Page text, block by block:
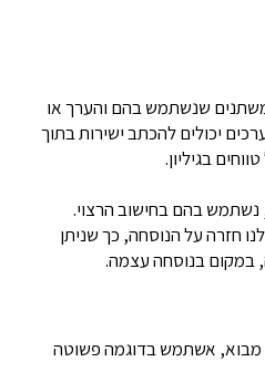
שנשתמש בהם והערך או
יכולים להכתב ישירות בתוך
בגיליון.
בהם בחישוב הרצוי.
חזרה על הנוסחה, כך שניתן
בנוסחה עצמה.
מבוא, אשתמש בדוגמה פשוטה